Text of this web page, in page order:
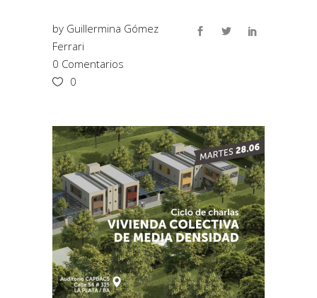
by Guillermina Gómez
Ferrari
0 Comentarios
0